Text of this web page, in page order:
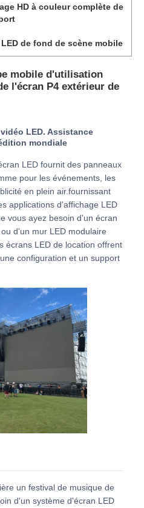
HD à couleur complète de
de fond de scène mobile
mobile d'utilisation
l'écran P4 extérieur de
LED. Assistance
mondiale
LED fournit des panneaux
pour les événements, les
en plein air.fournissant
applications d'affichage LED
vous ayez besoin d'un écran
d'un mur LED modulaire
écrans LED de location offrent
configuration et un support
un festival de musique de
d'un système d'écran LED